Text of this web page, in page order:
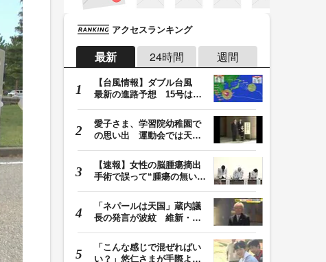
アクセスランキング
最新 24時間 週間
【台風情報】ダブル台風
最新の進路予想 15号は北
愛子さま、学習院幼稚園で
の思い出 運動会では天皇
【速報】女性の脳腫瘍摘出
手術で誤って“腫瘍の無い部
「ネパールは天国」蔵内議
長の発言が波紋 維新・吉
「こんな感じで混ぜればい
い？」悠仁さまが手際よく